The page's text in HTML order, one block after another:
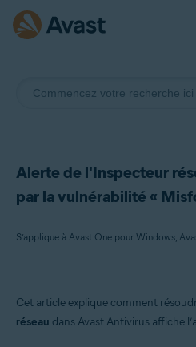
Alerte de l'Inspecteur
par la vulnérabilité «
Produits:
Avast One 22.x pour Windows
Cet article explique comment
réseau dans Avast Antivirus affiche